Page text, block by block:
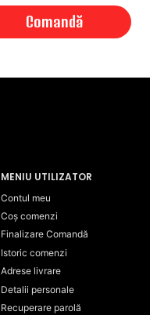
Comandă
MENIU UTILIZATOR
Contul meu
Coș comenzi
Finalizare Comandă
Istoric comenzi
Adrese livrare
Detalii personale
Recuperare parolă